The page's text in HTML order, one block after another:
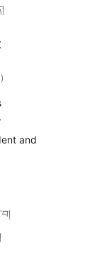
གདེང་
འཇོག་
ཚང་།
)
and